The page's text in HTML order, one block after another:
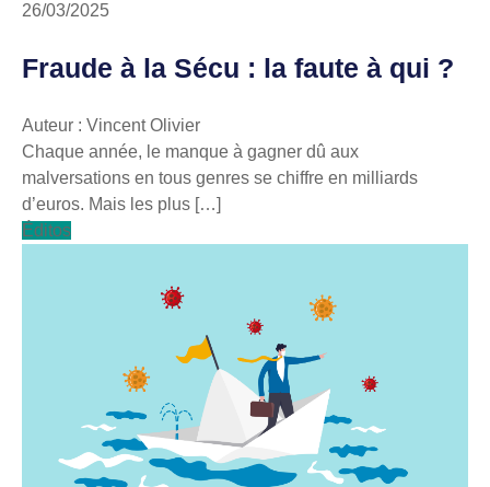
26/03/2025
Fraude à la Sécu : la faute à qui ?
Auteur : Vincent Olivier
Chaque année, le manque à gagner dû aux
malversations en tous genres se chiffre en milliards
d’euros. Mais les plus […]
Éditos